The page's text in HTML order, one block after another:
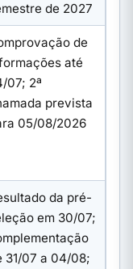
de 2027
de
até
07; 2ª
prevista
05/08/2026
da pré-
em 30/07;
31/07 a 04/08;